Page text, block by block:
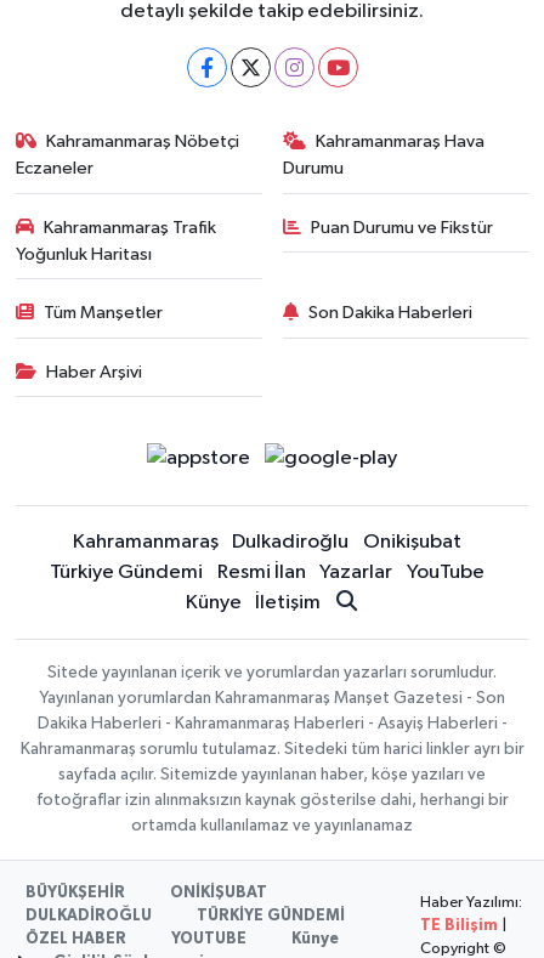
detaylı şekilde takip edebilirsiniz.
Kahramanmaraş Nöbetçi
Eczaneler
Kahramanmaraş Hava
Durumu
Kahramanmaraş Trafik
Yoğunluk Haritası
Puan Durumu ve Fikstür
Tüm Manşetler Son Dakika Haberleri
Haber Arşivi
Kahramanmaraş Dulkadiroğlu
Onikişubat
Türkiye Gündemi
Resmi İlan Yazarlar
YouTube
Künye
İletişim
Sitede yayınlanan içerik ve yorumlardan yazarları sorumludur.
Yayınlanan yorumlardan Kahramanmaraş Manşet Gazetesi - Son
Dakika Haberleri - Kahramanmaraş Haberleri - Asayiş Haberleri -
Kahramanmaraş sorumlu tutulamaz. Sitedeki tüm harici linkler ayrı bir
sayfada açılır. Sitemizde yayınlanan haber, köşe yazıları ve
fotoğraflar izin alınmaksızın kaynak gösterilse dahi, herhangi bir
ortamda kullanılamaz ve yayınlanamaz
BÜYÜKŞEHİR
ONİKİŞUBAT
DULKADİROĞLU
TÜRKİYE GÜNDEMİ
ÖZEL HABER
YOUTUBE
Künye
Haber Yazılımı:
TE Bilişim
Copyright ©